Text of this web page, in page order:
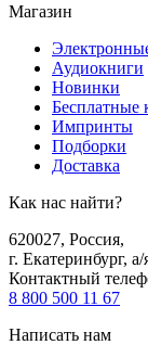
Магазин
Аудиокниги
Новинки
Бесплатные
Импринты
Подборки
Доставка
Как нас найти?
620027, Россия,
г. Екатеринбург, а/
Контактный
8 800 500 11 67
Написать нам